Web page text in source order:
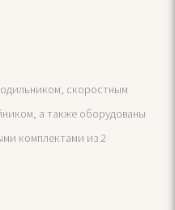
скоростным
а также оборудованы
комплектами из 2